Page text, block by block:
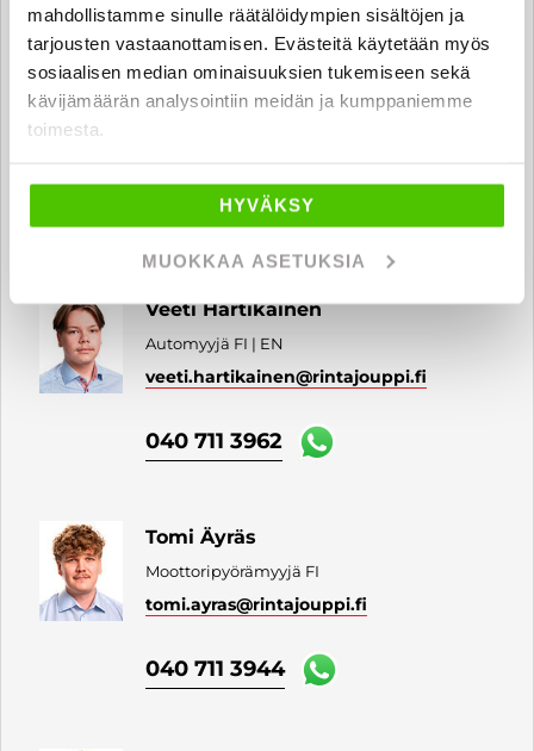
mahdollistamme sinulle räätälöidympien sisältöjen ja
tarjousten vastaanottamisen. Evästeitä käytetään myös
sosiaalisen median ominaisuuksien tukemiseen sekä
kävijämäärän analysointiin meidän ja kumppaniemme
toimesta.
HYVÄKSY
MUOKKAA ASETUKSIA
Miro Auvinen
Automyyjä
040 711 9834
Veeti Hartikainen
Automyyjä FI | EN
veeti.hartikainen@rintajouppi.fi
040 711 3962
Tomi Äyräs
Moottoripyörämyyjä FI
tomi.ayras@rintajouppi.fi
040 711 3944